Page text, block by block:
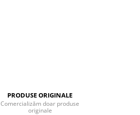
PRODUSE ORIGINALE
Comercializăm doar produse
originale